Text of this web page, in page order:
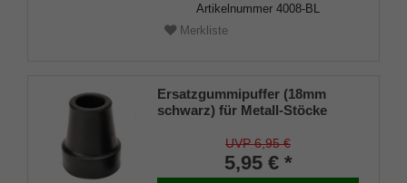
Artikelnummer 4008-BL
Merkliste
Ersatzgummipuffer (18mm
schwarz) für Metall-Stöcke
ca. 18mm) mit Metalleinlage
(VE 1 Stück)
UVP 6,95 €
5,95 € *